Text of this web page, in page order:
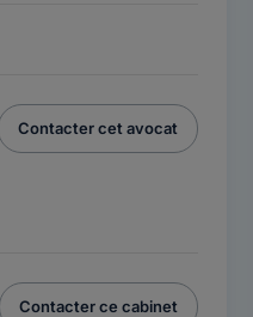
Contacter cet avocat
Contacter ce cabinet